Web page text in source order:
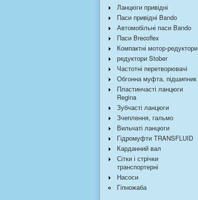
Ланцюги привідні
Паси привідні Bando
Автомобільні паси Bando
Паси Brecoflex
Компактні мотор-редуктори
редуктори Stober
Частотні перетворювачі
Обгонна муфта, підшипник
Пластинчасті ланцюги
Regina
Зубчасті ланцюги
Зчеплення, гальмо
Вильчаті ланцюги
Гідромуфти TRANSFLUID
Карданний вал
Сітки і стрічки
транспортерні
Насоси
Гіпножаба